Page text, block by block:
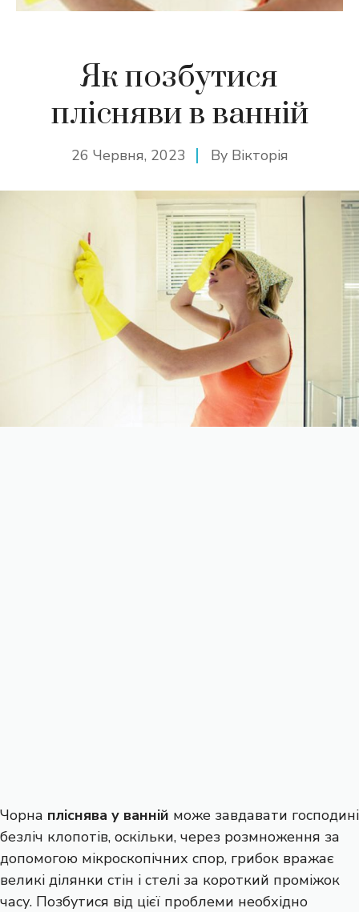
Як позбутися
плісняви в ванній
26 Червня, 2023 By Вікторія
Чорна пліснява у ванній може завдавати господині
безліч клопотів, оскільки, через розмноження за
допомогою мікроскопічних спор, грибок вражає
великі ділянки стін і стелі за короткий проміжок
часу. Позбутися від цієї проблеми необхідно